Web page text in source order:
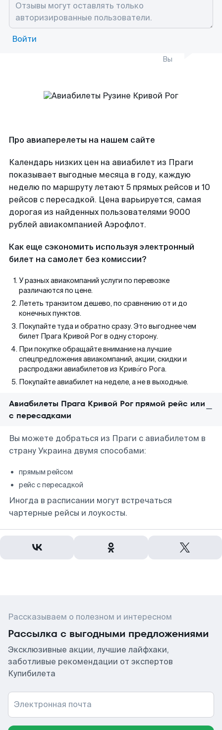
Войти
Вы
Про авиаперелеты на нашем сайте
Календарь низких цен на авиабилет из Праги
показывает выгодные месяца в году, каждую
неделю по маршруту летают 5 прямых рейсов и 10
рейсов с пересадкой. Цена варьируется, самая
дорогая из найденных пользователями 9000
рублей авиакомпанией Аэрофлот.
Как еще сэкономить используя электронный
билет на самолет без комиссии?
У разных авиакомпаний услуги по перевозке
различаются по цене.
Лететь транзитом дешево, по сравнению от и до
конечных пунктов.
Покупайте туда и обратно сразу. Это выгоднее чем
билет Прага Кривой Рог в одну сторону.
При покупке обращайте внимание на лучшие
спецпредложения авиакомпаний, акции, скидки и
распродажи авиабилетов из Криво́го Рога.
Покупайте авиабилет на неделе, а не в выходные.
Авиабилеты Прага Кривой Рог прямой рейс или
с пересадками
Вы можете добраться из Праги с авиабилетом в
страну Украина двумя способами:
прямым рейсом
рейс с пересадкой
Иногда в расписании могут встречаться
чартерные рейсы и лоукосты.
Рассказываем о полезном и интересном
Рассылка с выгодными предложениями
Эксклюзивные акции, лучшие лайфхаки,
заботливые рекомендации от экспертов
Купибилета
Электронная почта